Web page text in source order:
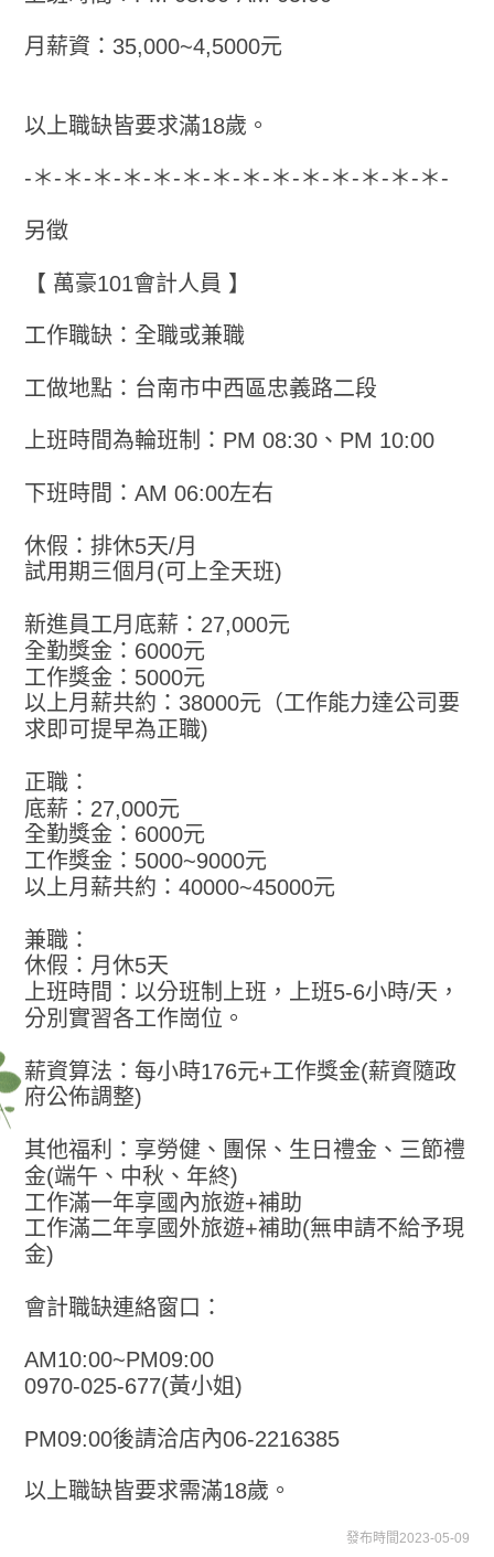
月薪資：35,000~4,5000元
以上職缺皆要求滿18歲。
-＊-＊-＊-＊-＊-＊-＊-＊-＊-＊-＊-＊-＊-＊-
另徵
【 萬豪101會計人員 】
工作職缺：全職或兼職
工做地點：台南市中西區忠義路二段
上班時間為輪班制：PM 08:30、PM 10:00
下班時間：AM 06:00左右
休假：排休5天/月
試用期三個月(可上全天班)
新進員工月底薪：27,000元
全勤獎金：6000元
工作獎金：5000元
以上月薪共約：38000元（工作能力達公司要
求即可提早為正職)
正職：
底薪：27,000元
全勤獎金：6000元
工作獎金：5000~9000元
以上月薪共約：40000~45000元
兼職：
休假：月休5天
上班時間：以分班制上班，上班5-6小時/天，
分別實習各工作崗位。
薪資算法：每小時176元+工作獎金(薪資隨政
府公佈調整)
其他福利：享勞健、團保、生日禮金、三節禮
金(端午、中秋、年終)
工作滿一年享國內旅遊+補助
工作滿二年享國外旅遊+補助(無申請不給予現
金)
會計職缺連絡窗口：
AM10:00~PM09:00
0970-025-677(黃小姐)
PM09:00後請洽店內06-2216385
以上職缺皆要求需滿18歲。
發布時間2023-05-09